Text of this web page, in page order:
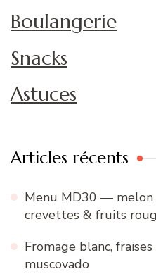
Boulangerie
Snacks
Astuces
Articles récents
Menu MD30 —
crevettes & fruits
Fromage blanc,
muscovado